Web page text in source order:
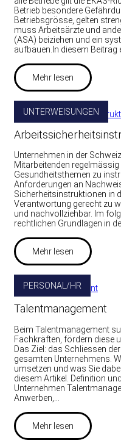
Betrieb besondere
Betriebsgrösse, gelten
muss Arbeitsärzte und
(ASA) beiziehen und ein
aufbauen.In diesem Beitrag
Mehr lesen
UNTERWEISUNGEN
Unternehmen in der
Mitarbeitenden
Gesundheitsthemen zu
Anforderungen an
Sicherheitsinstruktionen in
Verantwortung gerecht zu
und nachvollziehbar. Im
rechtlichen Grundlagen in
Mehr lesen
PERSONAL/HR
Talentmanagement
Beim Talentmanagement
Fachkräften, fördern diese
Das Ziel: das Schliessen
gesamten Unternehmens.
umsetzen und was Sie
diesem Artikel. Definition
Unternehmen
Anwerben,…
Mehr lesen